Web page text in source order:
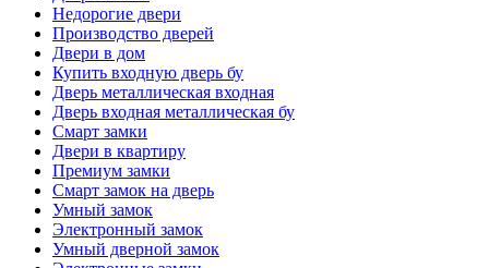
Недорогие двери
Производство дверей
Двери в дом
Купить входную дверь бу
Дверь металлическая входная
Дверь входная металлическая бу
Смарт замки
Двери в квартиру
Премиум замки
Смарт замок на дверь
Умный замок
Электронный замок
Умный дверной замок